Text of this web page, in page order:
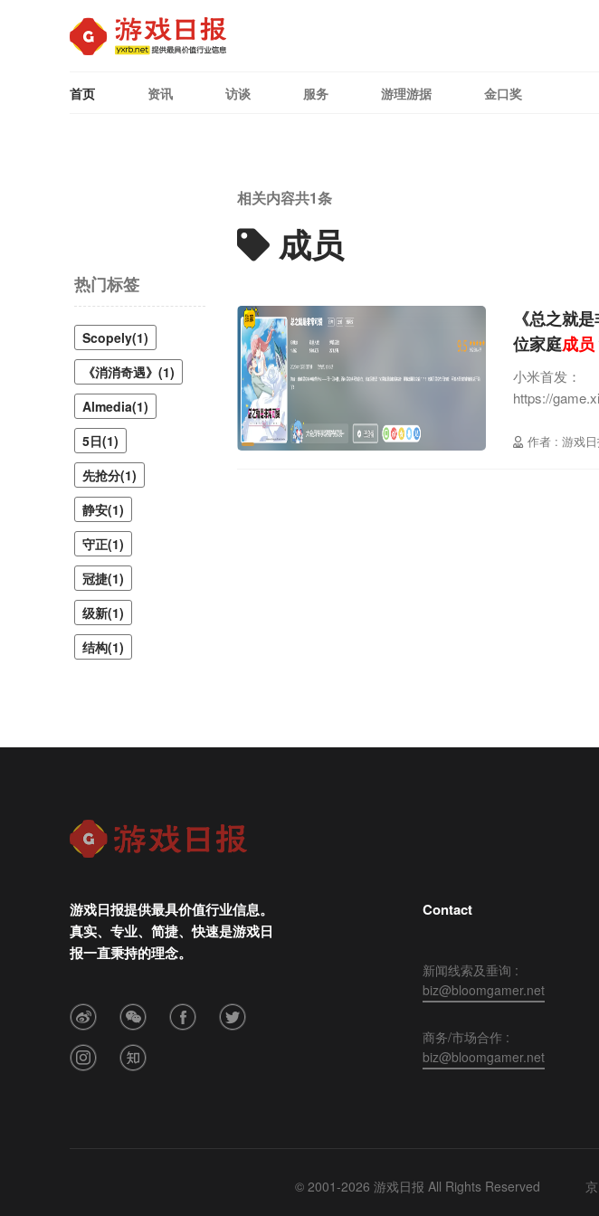
首页 资讯 访谈 服务 游理游据 金口奖
热门标签
Scopely(1)
《消消奇遇》(1)
Almedia(1)
5日(1)
先抢分(1)
静安(1)
守正(1)
冠捷(1)
级新(1)
结构(1)
相关内容共1条
成员
作者 : 游戏
《总之就
位家庭成员
小米首发：
https://
游戏日报提供最具价值行业信息。
真实、专业、简捷、快速是游戏日
报一直秉持的理念。
Contact
新闻线索及垂询 :
biz@bloomgamer.net
商务/市场合作 :
biz@bloomgamer.net
© 2001-2026 游戏日报 All Rights Reserved